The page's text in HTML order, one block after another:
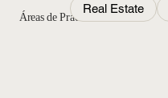
Áreas de Práctica
Real Estate